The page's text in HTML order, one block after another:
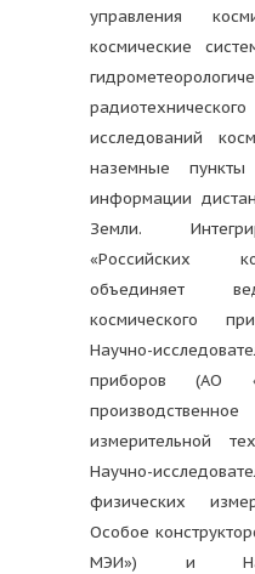
управления
космические
исследований
наземные
информации
Земли.
«Российских
объединяет
космического
Научно-
приборов (АО
измерительной
Научно-
физических
Особое
МЭИ») и